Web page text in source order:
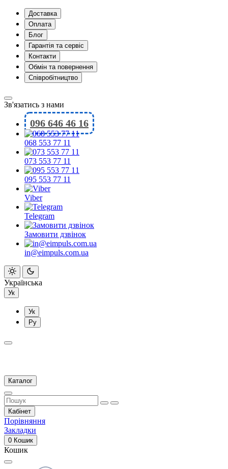
Доставка
Оплата
Блог
Гарантія та сервіс
Контакти
Обмін та повернення
Співробітництво
Зв'язатись з нами
096 646 46 16
068 553 77 11
073 553 77 11
095 553 77 11
Viber
Telegram
Замовити дзвінок
in@eimpuls.com.ua
Українська
Ук
Ук
Ру
Каталог
Кабінет
Порівняння
Закладки
0 Кошик
Кошик